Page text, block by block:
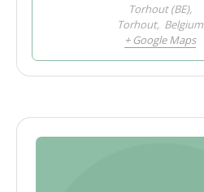
Torhout (BE),
Torhout, Belgium
+ Google Maps